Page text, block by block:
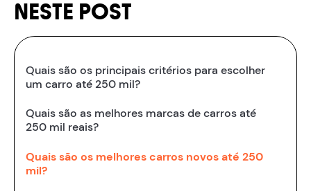
NESTE POST
Quais são os principais critérios para escolher
um carro até 250 mil?
Quais são as melhores marcas de carros até
250 mil reais?
Quais são os melhores carros novos até 250
mil?